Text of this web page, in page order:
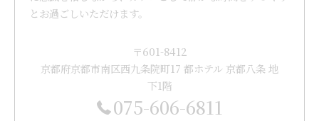
とお過ごしいただけます。
〒601-8412
京都府京都市南区西九条院町17 都ホテル 京都八条 地
下1階
075-606-6811